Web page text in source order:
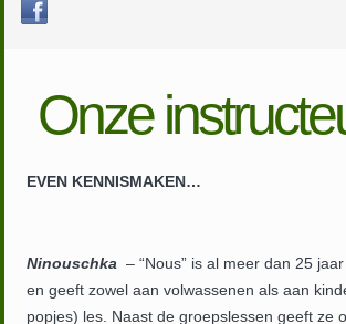
Onze
EVEN KENNISMAKEN…
Ninouschka – “Nous” is al meer dan 25
en geeft zowel aan volwassenen als aan
popjes) les. Naast de groepslessen geeft ze